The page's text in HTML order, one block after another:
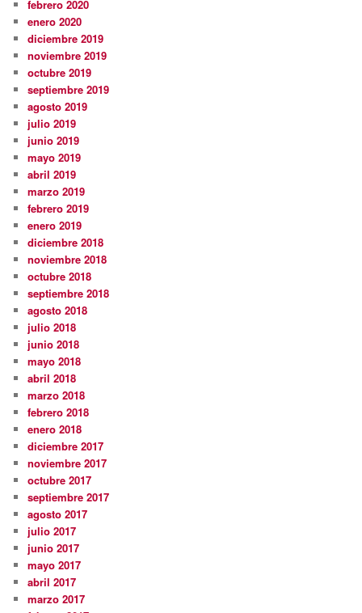
febrero 2020
enero 2020
diciembre 2019
noviembre 2019
octubre 2019
septiembre 2019
agosto 2019
julio 2019
junio 2019
mayo 2019
abril 2019
marzo 2019
febrero 2019
enero 2019
diciembre 2018
noviembre 2018
octubre 2018
septiembre 2018
agosto 2018
julio 2018
junio 2018
mayo 2018
abril 2018
marzo 2018
febrero 2018
enero 2018
diciembre 2017
noviembre 2017
octubre 2017
septiembre 2017
agosto 2017
julio 2017
junio 2017
mayo 2017
abril 2017
marzo 2017